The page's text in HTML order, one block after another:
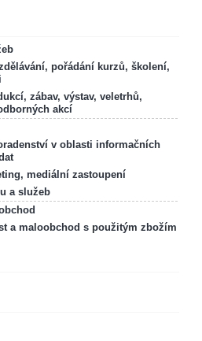
pořádání kurzů, školení,
zábav, výstav, veletrhů,
akcí
v oblasti informačních
mediální zastoupení
a služeb
a maloobchod s použitým zbožím